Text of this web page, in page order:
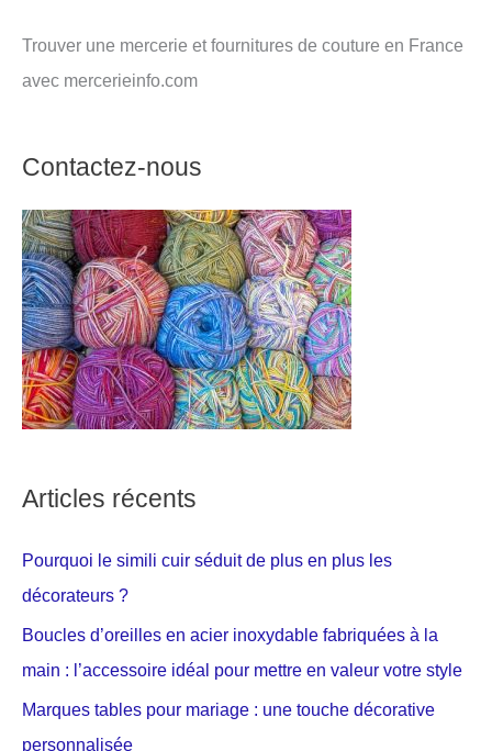
Trouver une mercerie et fournitures de couture en France
avec mercerieinfo.com
Contactez-nous
Articles récents
Pourquoi le simili cuir séduit de plus en plus les
décorateurs ?
Boucles d’oreilles en acier inoxydable fabriquées à la
main : l’accessoire idéal pour mettre en valeur votre style
Marques tables pour mariage : une touche décorative
personnalisée